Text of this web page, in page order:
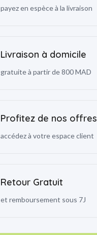
payez en espèce à la livraison
Livraison à domicile
gratuite à partir de 800 MAD
Profitez de nos offres
accédez à votre espace client
Retour Gratuit
et remboursement sous 7J